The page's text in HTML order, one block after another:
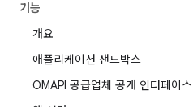
기능
개요
애플리케이션 샌드박스
OMAPI 공급업체 공개 인터페이스